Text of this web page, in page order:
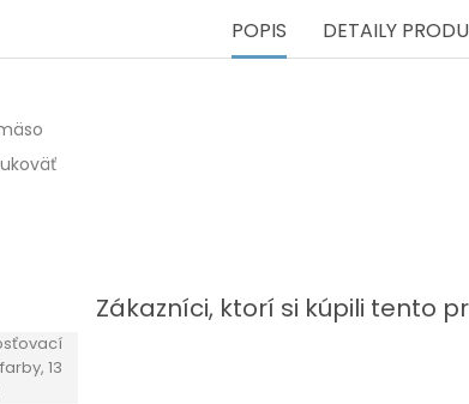
POPIS DETAILY
Zákazníci, ktorí si kúpili tento